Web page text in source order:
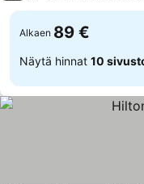
Alkaen 89 €
Näytä hinnat 10